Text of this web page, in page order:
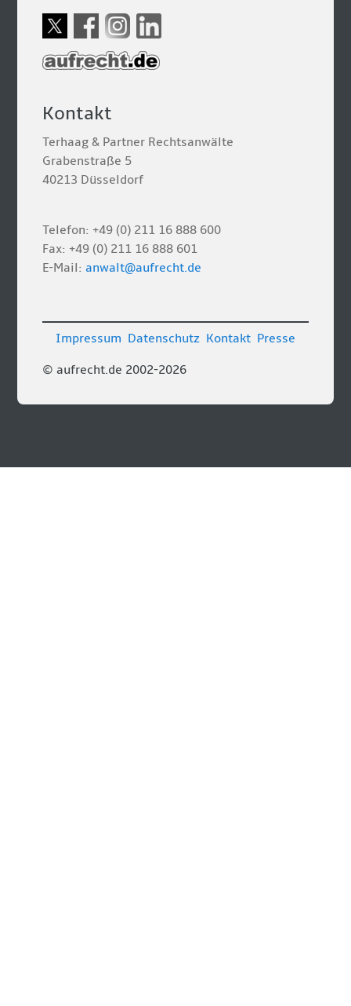
Kontakt
Terhaag & Partner Rechtsanwälte
Grabenstraße 5
40213 Düsseldorf
Telefon: +49 (0) 211 16 888 600
Fax: +49 (0) 211 16 888 601
E-Mail:anwalt@aufrecht.de
© aufrecht.de 2002-2026
Impressum Datenschutz Kontakt Presse